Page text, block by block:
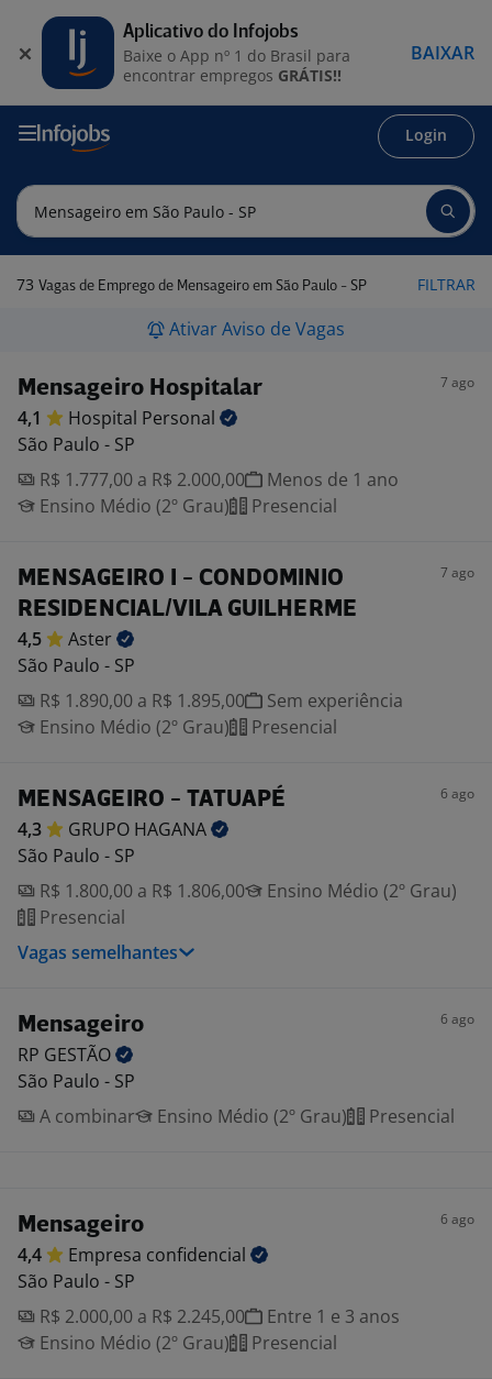
Login
73 Vagas de Emprego de Mensageiro em São Paulo - SP FILTRAR
Ativar Aviso de Vagas
Mensageiro Hospitalar 7 ago
4,1 Hospital Personal
São Paulo - SP
R$ 1.777,00 a R$ 2.000,00
Menos de 1 ano
Ensino Médio (2º Grau)
Presencial
MENSAGEIRO I - CONDOMINIO
RESIDENCIAL/VILA GUILHERME
7 ago
4,5
Aster
São Paulo - SP
R$ 1.890,00 a R$ 1.895,00
Sem experiência
Ensino Médio (2º Grau)
Presencial
MENSAGEIRO - TATUAPÉ 6 ago
4,3 GRUPO HAGANA
São Paulo - SP
R$ 1.800,00 a R$ 1.806,00
Ensino Médio (2º Grau)
Presencial
Vagas semelhantes
Mensageiro 6 ago
RP GESTÃO
São Paulo - SP
A combinar
Ensino Médio (2º Grau) Presencial
Mensageiro 6 ago
4,4 Empresa confidencial
São Paulo - SP
R$ 2.000,00 a R$ 2.245,00
Entre 1 e 3 anos
Ensino Médio (2º Grau)
Presencial
Aplicativo do Infojobs
Baixe o App nº 1 do Brasil para
encontrar empregos GRÁTIS!!
BAIXAR